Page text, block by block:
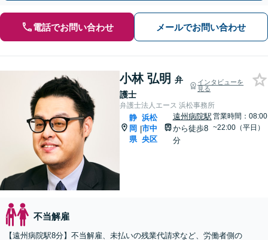
電話でお問い合わせ メールでお問い合わせ
小林 弘明 弁
護士
インタビューを
見る
弁護士法人エース 浜松事務所
静
岡
県
|
浜松
市中
央区
遠州病院駅
から徒歩8
分
営業時間：08:00
~22:00（平日）
不当解雇
【遠州病院駅8分】不当解雇、未払いの残業代請求など、労働者側の